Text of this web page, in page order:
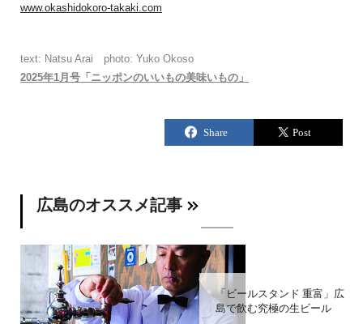
www.okashidokoro-takaki.com
text: Natsu Arai photo: Yuko Okoso
2025年1月号「ニッポンのいいもの美味いもの」
広島のオススメ記事
「ビールスタンド 重富」広
島で飲む究極の生ビール